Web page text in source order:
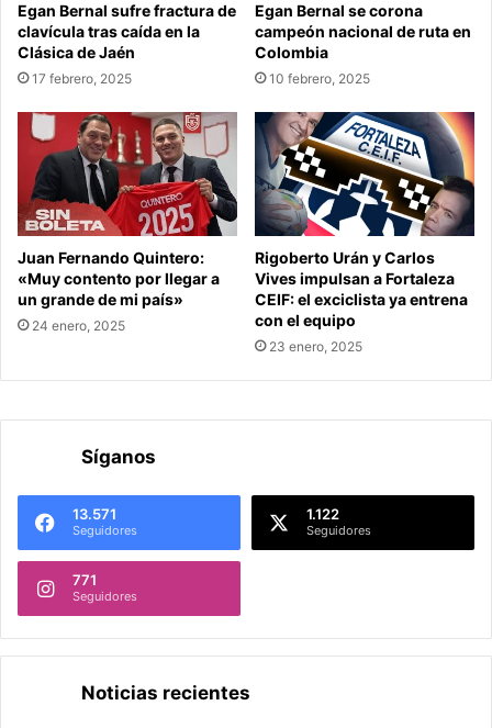
Egan Bernal sufre fractura de
clavícula tras caída en la
Clásica de Jaén
17 febrero, 2025
Egan Bernal se corona
campeón nacional de ruta en
Colombia
10 febrero, 2025
Juan Fernando Quintero:
«Muy contento por llegar a
un grande de mi país»
24 enero, 2025
Rigoberto Urán y Carlos
Vives impulsan a Fortaleza
CEIF: el exciclista ya entrena
con el equipo
23 enero, 2025
Síganos
13.571
Seguidores
1.122
Seguidores
771
Seguidores
Noticias recientes